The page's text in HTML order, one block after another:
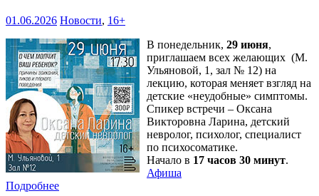
01.06.2026 Новости, 16+
В понедельник, 29 июня,
приглашаем всех желающих (М.
Ульяновой, 1, зал № 12) на
лекцию, которая меняет взгляд на
детские «неудобные» симптомы.
Спикер встречи – Оксана
Викторовна Ларина, детский
невролог, психолог, специалист
по психосоматике.
Начало в 17 часов 30 минут.
Афиша
Подробнее